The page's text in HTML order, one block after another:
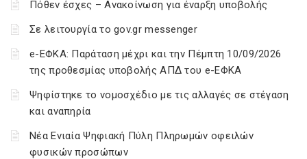
Πόθεν έσχες – Ανακοίνωση για έναρξη υποβολής
Σε λειτουργία το gov.gr messenger
e-ΕΦΚΑ: Παράταση μέχρι και την Πέμπτη 10/09/2026
της προθεσμίας υποβολής ΑΠΔ του e-ΕΦΚΑ
Ψηφίστηκε το νομοσχέδιο με τις αλλαγές σε στέγαση
και αναπηρία
Νέα Ενιαία Ψηφιακή Πύλη Πληρωμών οφειλών
φυσικών προσώπων